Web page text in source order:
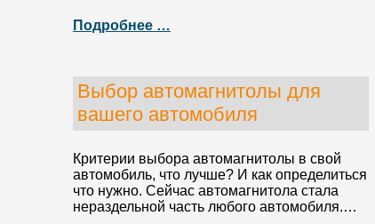
Подробнее …
Выбор автомагнитолы для
вашего автомобиля
Критерии выбора автомагнитолы в свой
автомобиль, что лучше? И как определиться
что нужно. Сейчас автомагнитола стала
нераздельной часть любого автомобиля.…